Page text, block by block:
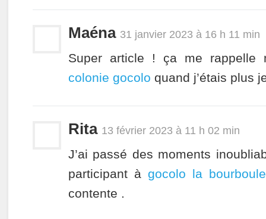
Maéna 31 janvier 2023 à 16 h 11 min
Super article ! ça me
colonie gocolo quand j’étais plus
Rita 13 février 2023 à 11 h 02 min
J’ai passé des moments
participant à gocolo la
contente .